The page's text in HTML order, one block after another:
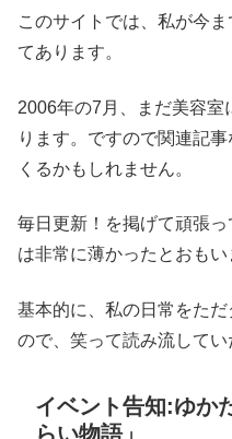
このサイトでは、私が今
てあります。
2006年の7月、まだ美容室
ります。ですので関連記
くるかもしれません。
毎日更新！を掲げて頑張
は非常に薄かったとおも
基本的に、私の日常をた
ので、笑って読み流してい
イベント告知:ゆか
らい物語」